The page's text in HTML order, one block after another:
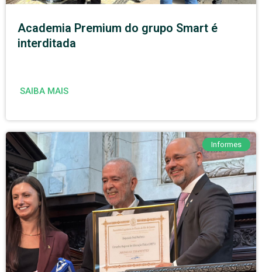
Academia Premium do grupo Smart é
interditada
SAIBA MAIS
Informes